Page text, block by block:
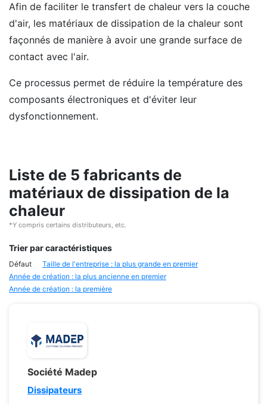
Afin de faciliter le transfert de chaleur vers la couche
d'air, les matériaux de dissipation de la chaleur sont
façonnés de manière à avoir une grande surface de
contact avec l'air.
Ce processus permet de réduire la température des
composants électroniques et d'éviter leur
dysfonctionnement.
Liste de 5 fabricants de
matériaux de dissipation de la
chaleur
*Y compris certains distributeurs, etc.
Trier par caractéristiques
Défaut
Taille de l'entreprise : la plus grande en premier
Année de création : la plus ancienne en premier
Année de création : la première
Société Madep
Dissipateurs